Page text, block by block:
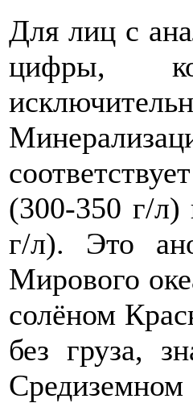
Для лиц с
цифры,
(300-350 г/
г/л). Это
Мирового
солёном
без груза,